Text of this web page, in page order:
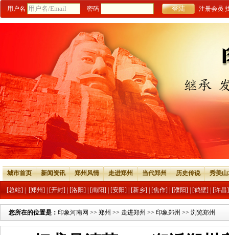
用户名 密码 注册会员
城市首页 新闻资讯 郑州风情 走进郑州 当代郑州 历史传说 秀美
[总站] [郑州] [开封] [洛阳] [南阳] [安阳] [新乡] [焦作] [濮阳] [鹤壁] [许昌]
您所在的位置是： 印象河南网 >> 郑州 >> 走进郑州 >> 印象郑州 >> 浏览郑州